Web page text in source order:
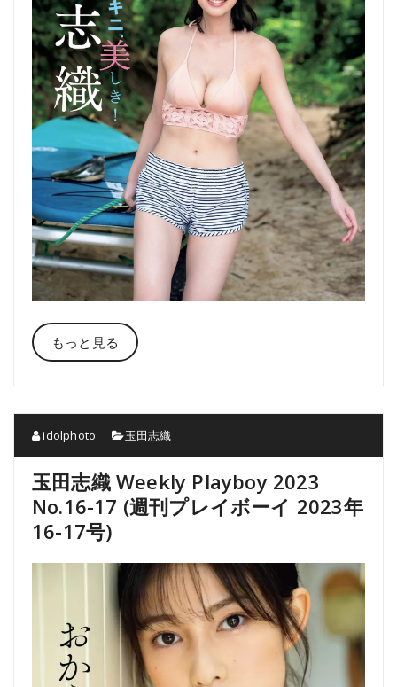
もっと見る
idolphoto 玉田志織
玉田志織 Weekly Playboy 2023
No.16-17 (週刊プレイボーイ 2023年
16-17号)